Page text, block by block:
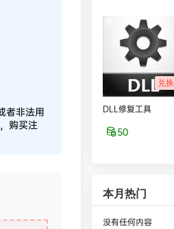
者非法用
购买注
兑换
DLL修复工具
50
本月热门
没有任何内容